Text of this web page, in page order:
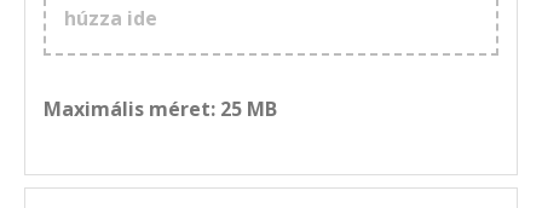
húzza ide
Maximális méret: 25 MB